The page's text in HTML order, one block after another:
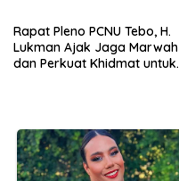
Rapat Pleno PCNU Tebo, H.
Lukman Ajak Jaga Marwah
dan Perkuat Khidmat untuk